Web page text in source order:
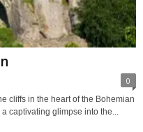
0
cliffs in the heart of the Bohemian
captivating glimpse into the...